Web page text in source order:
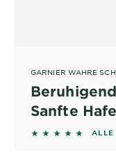
GARNIER WAHRE
Sanfte
4.8043 out of
ALLE